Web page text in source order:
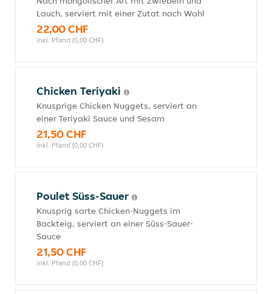
Lauch, serviert mit einer Zutat nach Wahl
22,00 CHF
inkl. Pfand (0,00 CHF)
Chicken Teriyaki
Knusprige Chicken Nuggets, serviert an
einer Teriyaki Sauce und Sesam
21,50 CHF
inkl. Pfand (0,00 CHF)
Poulet Süss-Sauer
Knusprig sarte Chicken-Nuggets im
Backteig, serviert an einer Süss-Sauer-
Sauce
21,50 CHF
inkl. Pfand (0,00 CHF)